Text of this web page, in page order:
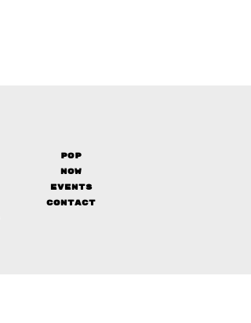
Pop
Now
Events
Contact